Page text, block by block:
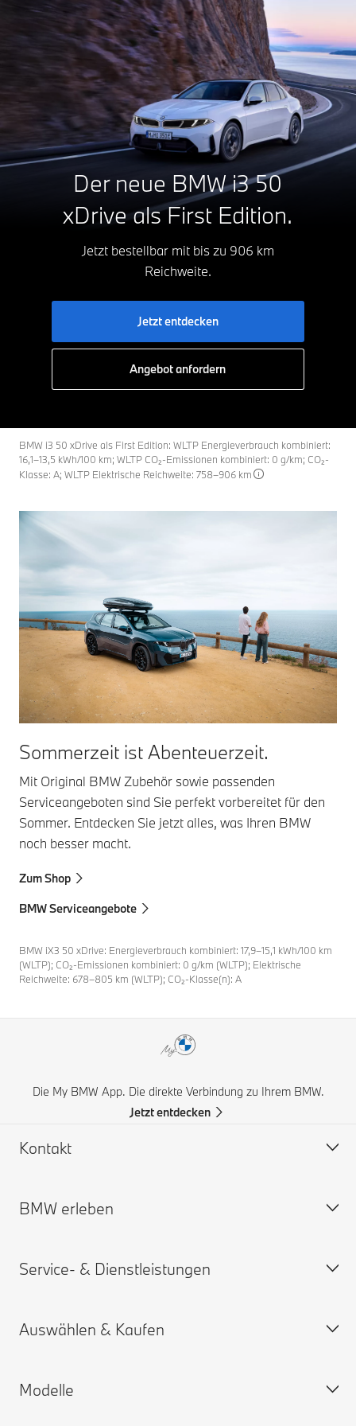
Der neue BMW i3 50
xDriveals First Edition.
Jetzt bestellbar mit bis zu 906 km
Reichweite.
Jetzt entdecken
Angebot anfordern
BMW i3 50 xDrive als First Edition: WLTP Energieverbrauch kombiniert:
16,1–13,5 kWh/100 km; WLTP CO₂-Emissionen kombiniert: 0 g/km; CO₂-
Klasse: A; WLTP Elektrische Reichweite: 758–906 km
Sommerzeit ist Abenteuerzeit.
Mit Original BMW Zubehör sowie passenden
Serviceangeboten sind Sie perfekt vorbereitet für den
Sommer. Entdecken Sie jetzt alles, was Ihren BMW
noch besser macht.
Zum Shop
BMW Serviceangebote
BMW iX3 50 xDrive: Energieverbrauch kombiniert: 17,9–15,1 kWh/100 km
(WLTP); CO₂-Emissionen kombiniert: 0 g/km (WLTP); Elektrische
Reichweite: 678–805 km (WLTP); CO₂-Klasse(n): A
Die My BMW App. Die direkte Verbindung zu Ihrem BMW.
Jetzt entdecken
Kontakt
Hilfe & Kontakt
BMW Partner finden
Angebot anfordern
BMW erleben
BMW Karriere
BMW Group
Service- & Dienstleistungen
Termin vereinbaren
ConnectedDrive Services
Auswählen & Kaufen
Konfigurator
Modelle